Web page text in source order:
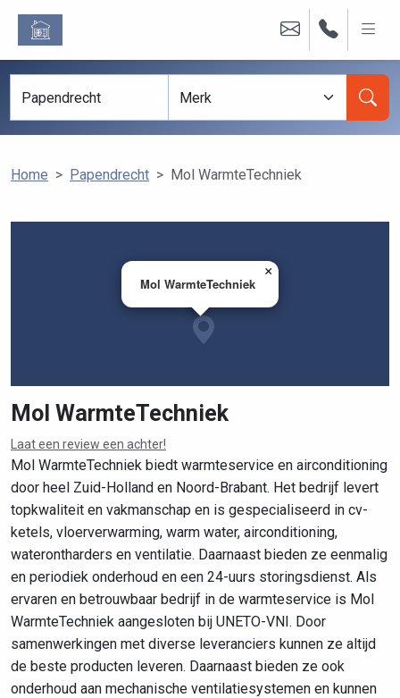
Home Papendrecht Mol WarmteTechniek
Mol WarmteTechniek
×
Leaflet |©OpenStreetMapcontributors
Mol WarmteTechniek
Laat een review een achter!
Mol WarmteTechniek biedt warmteservice en airconditioning
door heel Zuid-Holland en Noord-Brabant. Het bedrijf levert
topkwaliteit en vakmanschap en is gespecialiseerd in cv-
ketels, vloerverwarming, warm water, airconditioning,
waterontharders en ventilatie. Daarnaast bieden ze eenmalig
en periodiek onderhoud en een 24-uurs storingsdienst. Als
ervaren en betrouwbaar bedrijf in de warmteservice is Mol
WarmteTechniek aangesloten bij UNETO-VNI. Door
samenwerkingen met diverse leveranciers kunnen ze altijd
de beste producten leveren. Daarnaast bieden ze ook
onderhoud aan mechanische ventilatiesystemen en kunnen